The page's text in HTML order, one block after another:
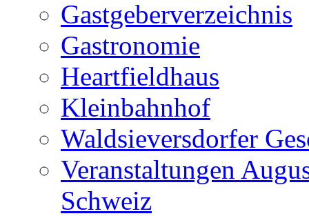
Gastgeberverzeichnis
Gastronomie
Heartfieldhaus
Kleinbahnhof
Waldsieversdorfer
Veranstaltungen
Schweiz